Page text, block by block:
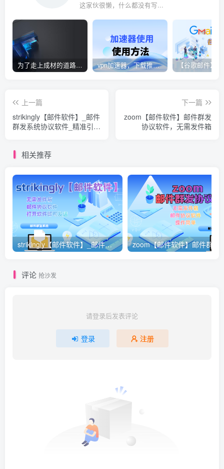
这家伙很懒，什么都没有写...
为了走上成材的道路，钢铁决不惋惜璀璨的钢花被遗弃 vpn加速器，下载推荐和配置固定代理ip
上一篇
strikingly【邮件软件】_邮件
群发系统协议软件_精准引流
下一篇
zoom【邮件软件】邮件群发
协议软件，无需发件箱
相关推荐
strikingly【邮件软件】_邮件群发系统协议软件_精准引流效果_邮件群发软件邮件协议
评论 抢沙发
请登录后发表评论
登录 注册